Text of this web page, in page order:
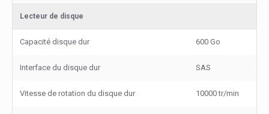
Lecteur de disque
Capacité disque dur 600 Go
Interface du disque dur SAS
Vitesse de rotation du disque dur 10000 tr/min